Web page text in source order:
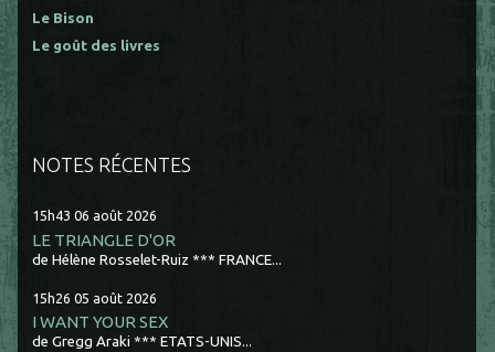
Le Bison
Le goût des livres
NOTES RÉCENTES
15h43 06 août 2026
LE TRIANGLE D'OR
de Hélène Rosselet-Ruiz *** FRANCE...
15h26 05 août 2026
I WANT YOUR SEX
de Gregg Araki *** ETATS-UNIS...